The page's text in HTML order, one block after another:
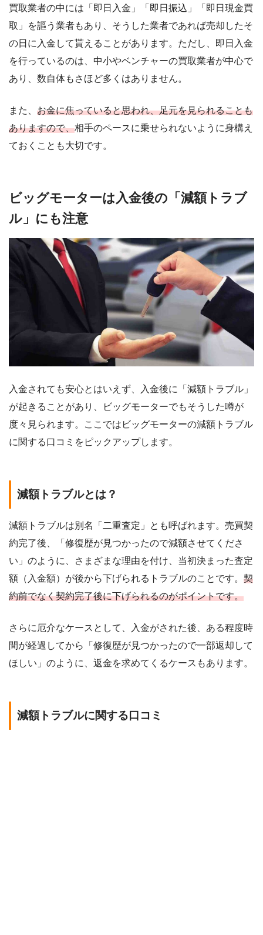
買取業者の中には「即日入金」「即日振込」「即日現金買
取」を謳う業者もあり、そうした業者であれば売却したそ
の日に入金して貰えることがあります。ただし、即日入金
を行っているのは、中小やベンチャーの買取業者が中心で
あり、数自体もさほど多くはありません。
また、 お金に焦っていると思われ、足元を見られることも
ありますので、相手のペースに乗せられないように身構え
ておくことも大切です。
ビッグモーターは入金後の「減額トラブ
ル」にも注意
入金されても安心とはいえず、入金後に「減額トラブル」
が起きることがあり、ビッグモーターでもそうした噂が
度々見られます。ここではビッグモーターの減額トラブル
に関する口コミをピックアップします。
減額トラブルとは？
減額トラブルは別名「二重査定」とも呼ばれます。売買契
約完了後、「修復歴が見つかったので減額させてくださ
い」のように、さまざまな理由を付け、当初決まった査定
額（入金額）が後から下げられるトラブルのことです。 契
約前でなく契約完了後に下げられるのがポイントです。
さらに厄介なケースとして、入金がされた後、ある程度時
間が経過してから「修復歴が見つかったので一部返却して
ほしい」のように、返金を求めてくるケースもあります。
減額トラブルに関する口コミ